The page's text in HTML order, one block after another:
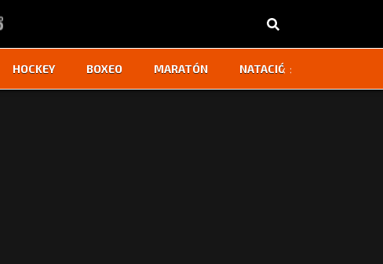
HOCKEY BOXEO MARATÓN NATACIÓN
‹ ›